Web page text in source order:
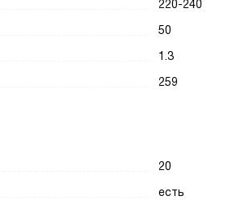
220-240
50
1.3
259
20
есть